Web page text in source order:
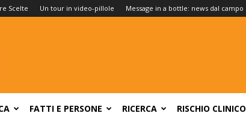
Scelte Un tour in video-pillole Message in a bottle: news dal campo
FATTI E PERSONE RICERCA RISCHIO CLINICO